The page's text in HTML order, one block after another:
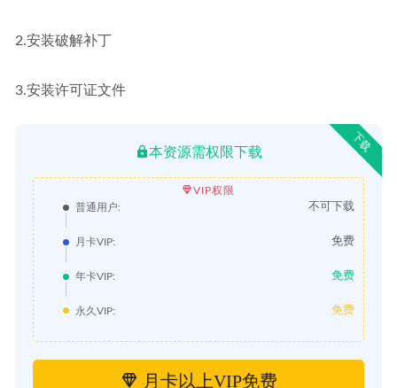
2.安装破解补丁
3.安装许可证文件
下载
本资源需权限下载
VIP权限
普通用户:
不可下载
月卡VIP: 免费
年卡VIP: 免费
永久VIP: 免费
月卡以上VIP免费